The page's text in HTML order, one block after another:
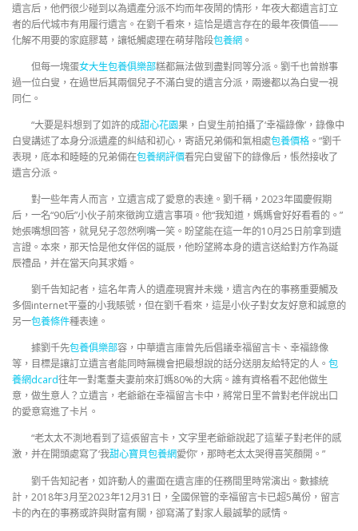
遺言后，他們很少碰到以為遺產分派不均而年夜鬧的情形，年夜大都遺言訂立
者的后代城市有用履行遺言。在劉千看來，這恰是遺言存在的最年夜價值——
化解不用要的家庭膠葛，讓牴觸處理在萌芽階段包養網 。
但每一塊蛋女大生包養俱樂部糕都無法做到盡對同等分派。劉千也曾辦事
過一位白叟，在過世后其兩個兒子不滿白叟的遺言分派，兩邊都以為白叟一視
同仁。
“大要是料想到了如許的成甜心花園果，白叟生前拍攝了‘幸福錄像’，錄像中
白叟講述了本身分派遺產的糾結和初心，寄語兄弟倆和氣相處包養價格 。”劉千
表現，底本和睦睦的兄弟倆在包養網評價看完白叟留下的錄像后，悵然接收了
遺言分派。
對一些年青人而言，立遺言成了愛意的表達。劉千稱，2023年國慶假期
后，一名“90后”小伙子前來徵詢立遺言事項。他“我知道，媽媽會好好看看的。”
她張嘴想回答，就見兒子忽然咧嘴一笑。盼望能在這一年的10月25日前拿到遺
言證。本來，那天恰是他女伴侶的誕辰，他盼望將本身的遺言送給對方作為誕
辰禮品，并在當天向其求婚。
劉千告知記者，這名年青人的遺產現實并未幾，遺言內在的事務重要觸及
多個internet平臺的小我賬號，但在劉千看來，這是小伙子對女友好意和誠意的
另一包養條件種表達。
據劉千先包養俱樂部容，中華遺言庫曾先后倡議幸福留言卡、幸福錄像
等，目標是讓訂立遺言者能同時無機會把最想說的話分送朋友給特定的人。 包
養網dcard往年一對耄耋夫妻前來訂媽80%的大病。誰有資格看不起他做生
意，做生意人？立遺言，老爺爺在幸福留言卡中，將常日里不曾對老伴說出口
的愛意寫進了卡片。
“老太太不測地看到了這張留言卡，文字里老爺爺說起了這輩子對老伴的感
激，并在開頭處寫了‘我甜心寶貝包養網愛你’，那時老太太哭得喜笑顏開。”
劉千告知記者，如許動人的畫面在遺言庫的任務間里時常演出。數據統
計，2018年3月至2023年12月31日，全國保管的幸福留言卡已超5萬份，留言
卡的內在的事務或許與財富有關，卻寫滿了對家人最誠摯的感情。